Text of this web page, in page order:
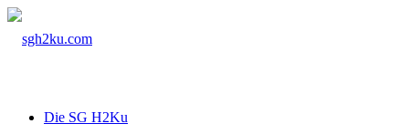
Die SG H2Ku